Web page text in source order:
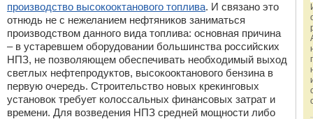
производство высокооктанового топлива. И связано это
отнюдь не с нежеланием нефтяников заниматься
производством данного вида топлива: основная причина
– в устаревшем оборудовании большинства российских
НПЗ, не позволяющем обеспечивать необходимый выход
светлых нефтепродуктов, высокооктанового бензина в
первую очередь. Строительство новых крекинговых
установок требует колоссальных финансовых затрат и
времени. Для возведения НПЗ средней мощности либо